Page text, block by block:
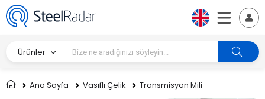
Ürünler
Ana Sayfa Vasıflı Çelik Transmisyon Mili